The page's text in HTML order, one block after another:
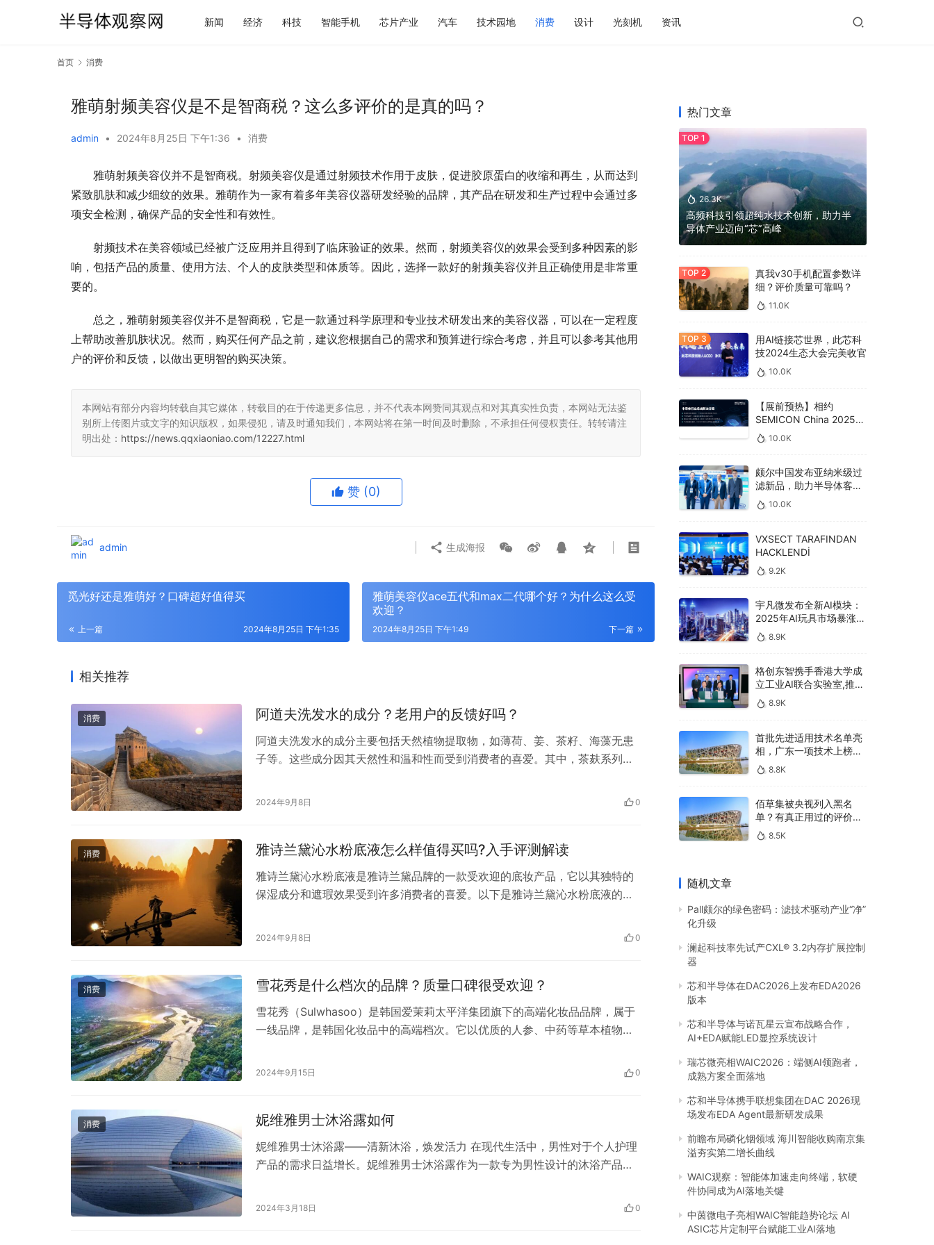
新闻 经济 科技 智能手机 芯片产业 汽车 技术园地 消费 设计 光刻机 资讯
首页 消费
雅萌射频美容仪是不是智商税？这么多评价的是真的吗？
admin • 2024年8月25日 下午1:36 • 消费
雅萌射频美容仪并不是智商税。射频美容仪是通过射频技术作用于皮肤，促进胶原蛋白的收缩和再生，从而达到
紧致肌肤和减少细纹的效果。雅萌作为一家有着多年美容仪器研发经验的品牌，其产品在研发和生产过程中会通过多
项安全检测，确保产品的安全性和有效性。
射频技术在美容领域已经被广泛应用并且得到了临床验证的效果。然而，射频美容仪的效果会受到多种因素的影
响，包括产品的质量、使用方法、个人的皮肤类型和体质等。因此，选择一款好的射频美容仪并且正确使用是非常重
要的。
总之，雅萌射频美容仪并不是智商税，它是一款通过科学原理和专业技术研发出来的美容仪器，可以在一定程度
上帮助改善肌肤状况。然而，购买任何产品之前，建议您根据自己的需求和预算进行综合考虑，并且可以参考其他用
户的评价和反馈，以做出更明智的购买决策。
本网站有部分内容均转载自其它媒体，转载目的在于传递更多信息，并不代表本网赞同其观点和对其真实性负责，本网站无法鉴
别所上传图片或文字的知识版权，如果侵犯，请及时通知我们，本网站将在第一时间及时删除，不承担任何侵权责任。转转请注
明出处： https://news.qqxiaoniao.com/12227.html
赞 (0)
admin 生成海报
觅光好还是雅萌好？口碑超好值得买
上一篇 2024年8月25日 下午1:35
雅萌美容仪ace五代和max二代哪个好？为什么这么受
欢迎？
下一篇
2024年8月25日 下午1:49
相关推荐
消费 阿道夫洗发水的成分？老用户的反馈好吗？
阿道夫洗发水的成分主要包括天然植物提取物，如薄荷、姜、茶籽、海藻无患
子等。这些成分因其天然性和温和性而受到消费者的喜爱。其中，茶麸系列洗
原始的洁净力，富含多种营养成分，如天然茶油、茶多酚、维生素E、氨基酸及
2024年9月8日 0
消费 雅诗兰黛沁水粉底液怎么样值得买吗?入手评测解读
雅诗兰黛沁水粉底液是雅诗兰黛品牌的一款受欢迎的底妆产品，它以其独特的
保湿成分和遮瑕效果受到许多消费者的喜爱。以下是雅诗兰黛沁水粉底液的一
2024年9月8日 0
消费 雪花秀是什么档次的品牌？质量口碑很受欢迎？
雪花秀（Sulwhasoo）是韩国爱茉莉太平洋集团旗下的高端化妆品品牌，属于
一线品牌，是韩国化妆品中的高端档次。它以优质的人参、中药等草本植物为
然、有效而受到全球消费者的喜爱。雪花秀的品牌形象和产品质量在市场上享
2024年9月15日 0
消费 妮维雅男士沐浴露如何
妮维雅男士沐浴露——清新沐浴，焕发活力 在现代生活中，男性对于个人护理
产品的需求日益增长。妮维雅男士沐浴露作为一款专为男性设计的沐浴产品，
男士沐浴露的成分、功效、使用体验等方面，帮助读者更好地了解这款产品。
2024年3月18日 0
热门文章
26.3K
高频科技引领超纯水技术创新，助力半
导体产业迈向“芯”高峰
真我v30手机配置参数详
细？评价质量可靠吗？
11.0K
用AI链接芯世界，此芯科
技2024生态大会完美收官
10.0K
【展前预热】相约
SEMICON China 2025，
德克威尔总线解决方案革
新助力半导体设备高效升
10.0K
颇尔中国发布亚纳米级过
滤新品，助力半导体客户
良率提升
10.0K
VXSECT TARAFINDAN
HACKLENDİ
9.2K
宇凡微发布全新AI模块：
2025年AI玩具市场暴涨
400亿，90%传统厂商的
生死战即将打响
8.9K
格创东智携手香港大学成
立工业AI联合实验室,推进
AMHS智能物料搬运调度
系统研发
8.9K
首批先进适用技术名单亮
相，广东一项技术上榜，
有何独特之处？
8.8K
佰草集被央视列入黑名
单？有真正用过的评价
吗？8.5K
随机文章
Pall颇尔的绿色密码：滤技术驱动产业“净”
化升级
澜起科技率先试产CXL® 3.2内存扩展控制
器
芯和半导体在DAC2026上发布EDA2026
版本
芯和半导体与诺瓦星云宣布战略合作，
AI+EDA赋能LED显控系统设计
瑞芯微亮相WAIC2026：端侧AI领跑者，
成熟方案全面落地
芯和半导体携手联想集团在DAC 2026现
场发布EDA Agent最新研发成果
前瞻布局磷化铟领域 海川智能收购南京集
溢夯实第二增长曲线
WAIC观察：智能体加速走向终端，软硬
件协同成为AI落地关键
中茵微电子亮相WAIC智能趋势论坛 AI
ASIC芯片定制平台赋能工业AI落地